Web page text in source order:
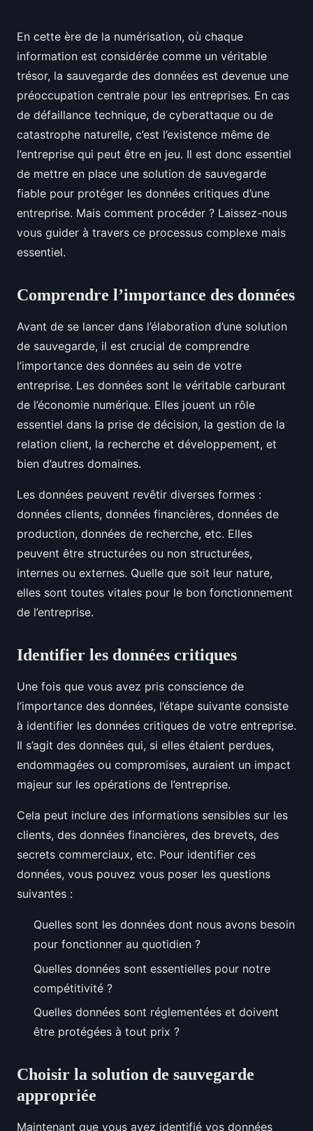
En cette ère de la numérisation, où chaque
information est considérée comme un véritable
trésor, la sauvegarde des données est devenue une
préoccupation centrale pour les entreprises. En cas
de défaillance technique, de cyberattaque ou de
catastrophe naturelle, c’est l’existence même de
l’entreprise qui peut être en jeu. Il est donc essentiel
de mettre en place une solution de sauvegarde
fiable pour protéger les données critiques d’une
entreprise. Mais comment procéder ? Laissez-nous
vous guider à travers ce processus complexe mais
essentiel.
Comprendre l’importance des données
Avant de se lancer dans l’élaboration d’une solution
de sauvegarde, il est crucial de comprendre
l’importance des données au sein de votre
entreprise. Les données sont le véritable carburant
de l’économie numérique. Elles jouent un rôle
essentiel dans la prise de décision, la gestion de la
relation client, la recherche et développement, et
bien d’autres domaines.
Les données peuvent revêtir diverses formes :
données clients, données financières, données de
production, données de recherche, etc. Elles
peuvent être structurées ou non structurées,
internes ou externes. Quelle que soit leur nature,
elles sont toutes vitales pour le bon fonctionnement
de l’entreprise.
Identifier les données critiques
Une fois que vous avez pris conscience de
l’importance des données, l’étape suivante consiste
à identifier les données critiques de votre entreprise.
Il s’agit des données qui, si elles étaient perdues,
endommagées ou compromises, auraient un impact
majeur sur les opérations de l’entreprise.
Cela peut inclure des informations sensibles sur les
clients, des données financières, des brevets, des
secrets commerciaux, etc. Pour identifier ces
données, vous pouvez vous poser les questions
suivantes :
Quelles sont les données dont nous avons besoin
pour fonctionner au quotidien ?
Quelles données sont essentielles pour notre
compétitivité ?
Quelles données sont réglementées et doivent
être protégées à tout prix ?
Choisir la solution de sauvegarde
appropriée
Maintenant que vous avez identifié vos données